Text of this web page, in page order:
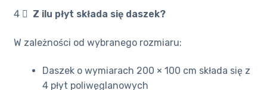
4 ️⃣ Z ilu płyt składa się daszek?
W zależności od wybranego rozmiaru:
Daszek o wymiarach 200 × 100 cm składa się z
4 płyt poliwęglanowych